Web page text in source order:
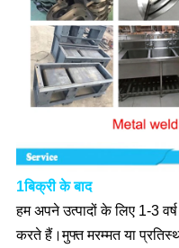
1बिक्री के बाद
हम अपने उत्पादों के लिए 1-3
करते हैं।मुफ्त मरम्मत या